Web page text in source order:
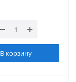
В корзину